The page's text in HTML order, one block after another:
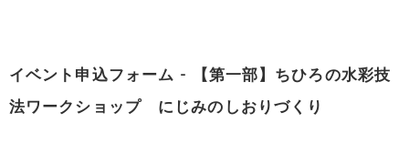
イベント申込フォーム - 【第一部】ちひろの水彩技
法ワークショップ にじみのしおりづくり